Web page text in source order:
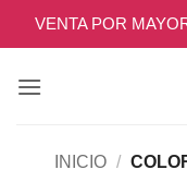
VENTA POR
INICIO /